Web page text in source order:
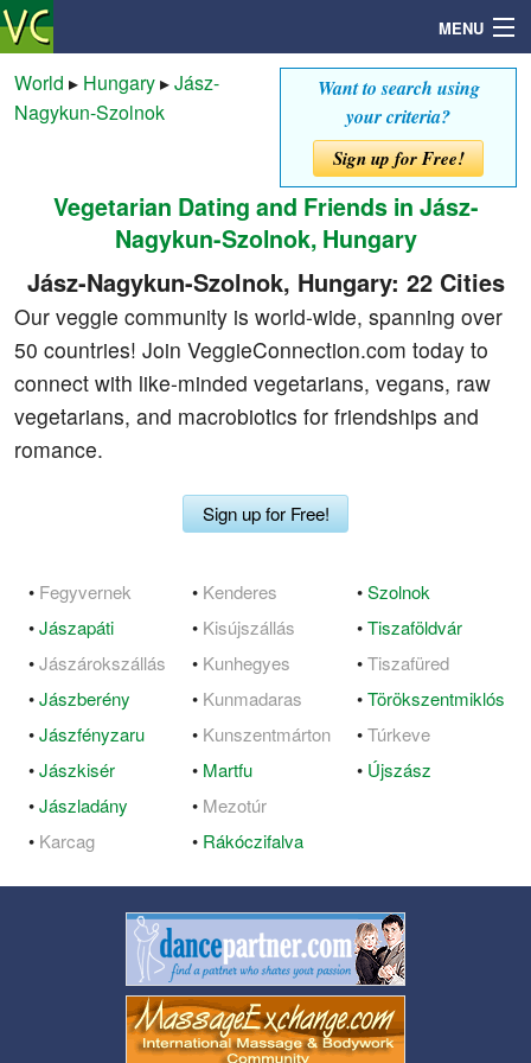
MENU
Mailbox
Profile
Community
Want to search using
your criteria?
Sign up for Free!
World ▸ Hungary▸Jász-
Nagykun-Szolnok
Vegetarian Dating and Friends in Jász-
Nagykun-Szolnok, Hungary
Jász-Nagykun-Szolnok, Hungary: 22 Cities
Our veggie community is world-wide, spanning over
50 countries! Join VeggieConnection.com today to
connect with like-minded vegetarians, vegans, raw
vegetarians, and macrobiotics for friendships and
romance.
Sign up for Free!
• Fegyvernek
•Jászapáti
•Jászárokszállás
•Jászberény
•Jászfényzaru
•Jászkisér
•Jászladány
• Karcag
• Kenderes
• Kisújszállás
• Kunhegyes
• Kunmadaras
• Kunszentmárton
• Martfu
• Mezotúr
• Rákóczifalva
•Szolnok
•Tiszaföldvár
•Tiszafüred
•Törökszentmiklós
•Túrkeve
• Újszász